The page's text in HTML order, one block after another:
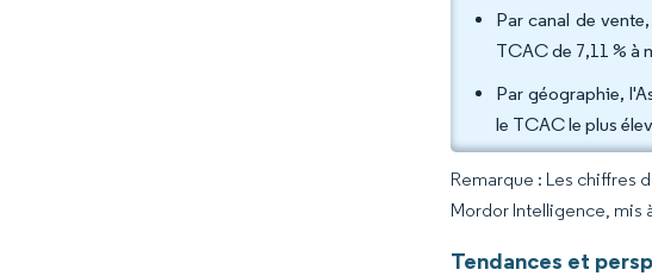
Par canal de
TCAC de 7,11 % à
Par géographie,
le TCAC le plus
Remarque : Les chiffres
Mordor Intelligence, mis
Tendances et